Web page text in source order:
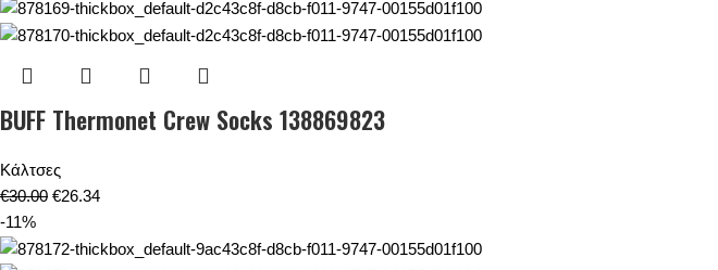
BUFF Thermonet Crew Socks 138869823
Κάλτσες
€30.00 €26.34
-11%